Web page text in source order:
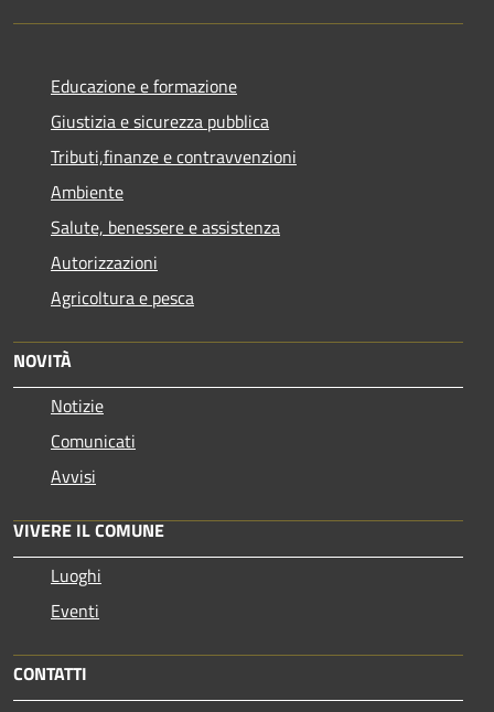
Educazione e formazione
Giustizia e sicurezza pubblica
Tributi,finanze e contravvenzioni
Ambiente
Salute, benessere e assistenza
Autorizzazioni
Agricoltura e pesca
NOVITÀ
Notizie
Comunicati
Avvisi
VIVERE IL COMUNE
Luoghi
Eventi
CONTATTI